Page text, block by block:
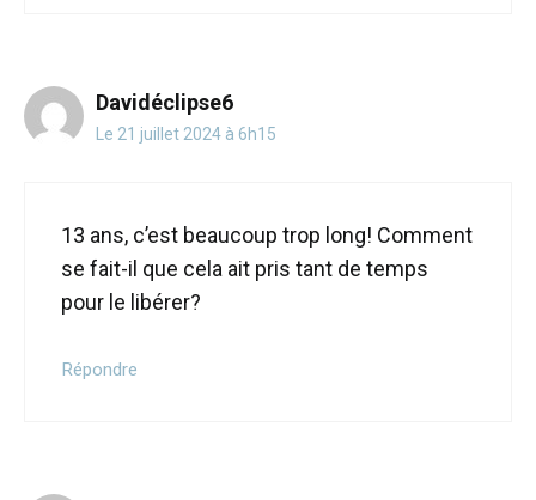
Davidéclipse6
Le 21 juillet 2024 à 6h15
13 ans, c’est beaucoup trop long! Comment
se fait-il que cela ait pris tant de temps
pour le libérer?
Répondre